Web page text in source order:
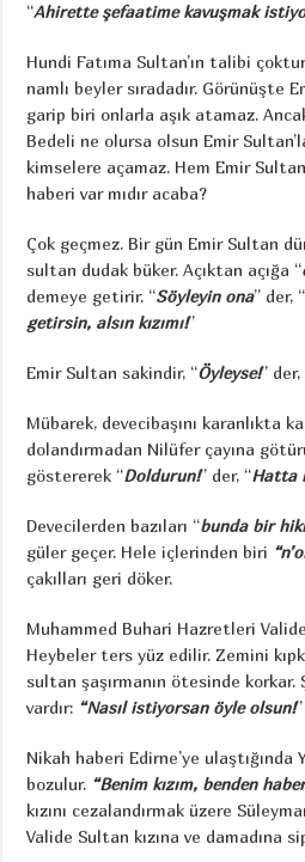
“Ahirette şefaatime kavuşmak
Hundi Fatıma Sultan’ın talibi
namlı beyler sıradadır. Görünüşte
garip biri onlarla aşık atamaz.
Bedeli ne olursa olsun Emir
kimselere açamaz. Hem Emir
haberi var mıdır acaba?
Çok geçmez. Bir gün Emir Sultan
sultan dudak büker. Açıktan açığa “
demeye getirir. “Söyleyin ona” der, “
getirsin, alsın kızımı!”
Emir Sultan sakindir, “Öyleyse!” der,
Mübarek, devecibaşını karanlıkta
dolandırmadan Nilüfer çayına
göstererek “Doldurun!” der, “Hatta
Devecilerden bazıları “bunda bir
güler geçer. Hele içlerinden biri
çakılları geri döker.
Muhammed Buhari Hazretleri Valide
Heybeler ters yüz edilir. Zemini
sultan şaşırmanın ötesinde
vardır: “Nasıl istiyorsan öyle olsun!”
Nikah haberi Edirne’ye ulaştığında
bozulur. “Benim kızım, benden
kızını cezalandırmak üzere
Valide Sultan kızına ve damadına